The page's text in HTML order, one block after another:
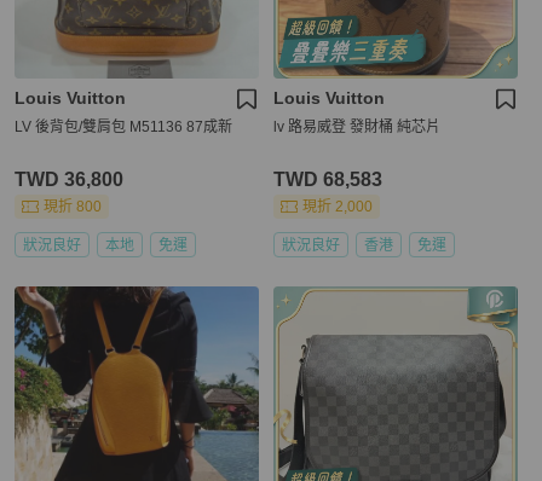
Louis Vuitton
LV 後背包/雙肩包 M51136 87成新
TWD 36,800
現折 800
狀況良好 本地 免運
Louis Vuitton
lv 路易威登 發財桶 純芯片
TWD 68,583
現折 2,000
狀況良好 香港 免運